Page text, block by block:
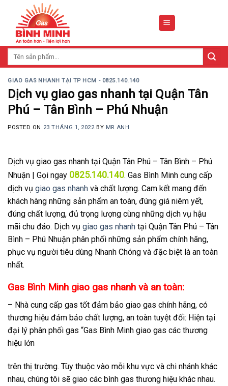
content
GIAO GAS NHANH TẠI TP HCM - 0825.140.140
Dịch vụ giao gas nhanh tại Quận Tân
Phú – Tân Bình – Phú Nhuận
POSTED ON 23 THÁNG 1, 2022BY MR ANH
Dịch vụ giao gas nhanh tại Quận Tân Phú – Tân Bình – Phú
Nhuận | Gọi ngay 0825.140.140. Gas Bình Minh cung cấp
dịch vụ giao gas nhanh và chất lượng. Cam kết mang đến
khách hàng những sản phẩm an toàn, đúng giá niêm yết,
đúng chất lượng, đủ trọng lượng cùng những dịch vụ hậu
mãi chu đáo. Dịch vụ giao gas nhanh tại Quận Tân Phú – Tân
Bình – Phú Nhuận phân phối những sản phẩm chính hãng,
phục vụ người tiêu dùng Nhanh Chóng và đặc biệt là an toàn
nhất.
Gas Bình Minh giao gas nhanh và an toàn:
– Nhà cung cấp gas tốt đảm bảo giao gas chính hãng, có
thương hiệu đảm bảo chất lượng, an toàn tuyệt đối: Hiện tại
đại lý phân phối gas “Gas Bình Minh giao gas các thương
hiệu lớn
trên thị trường. Tùy thuộc vào mỗi khu vực và chi nhánh khác
nhau, chúng tôi sẽ giao các bình gas thương hiệu khác nhau.